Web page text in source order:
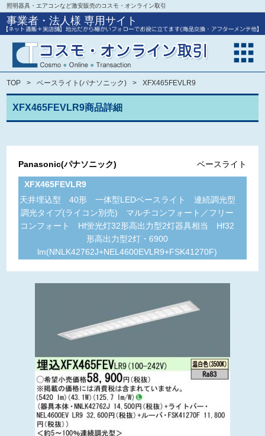
照明器具・エアコンなど激安販売のコスモ・オンライン取引
事業者・法人様 専用サイト
TOP ベースライト(パナソニック) XFX465FEVLR9
XFX465FEVLR9商品詳細
Panasonic(パナソニック) ベースライト
XFX465FEVLR9
天井埋込型 40形 一体型LEDベースライト 連続調光型
調光タイプ(ライコン別売) マルチコンフォート／フリー
コンフォート Hf蛍光灯32形高出力型2灯器具相当 Hf32
形高出力型2灯・6900
lm(NNLK42762J+NEL4600EVLR9+FSK41270F)